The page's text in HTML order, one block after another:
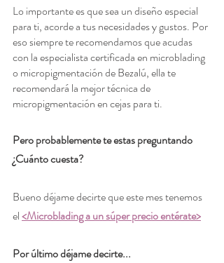
Lo importante es que sea un diseño especial
para ti, acorde a tus necesidades y gustos. Por
eso siempre te recomendamos que acudas
con la especialista certificada en microblading
o micropigmentación de Bezalú, ella te
recomendará la mejor técnica de
micropigmentación en cejas para ti.
Pero probablemente te estas preguntando
¿Cuánto cuesta?
Bueno déjame decirte que este mes tenemos
el <Microblading a un súper precio entérate>
Por último déjame decirte...